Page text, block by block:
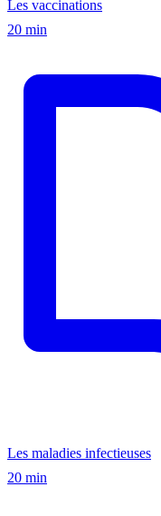
Les vaccinations
20 min
Les maladies infectieuses
20 min